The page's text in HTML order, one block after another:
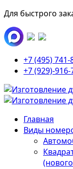
Для быстрого
+7 (495) 741-
+7 (929)-916-
Главная
Виды